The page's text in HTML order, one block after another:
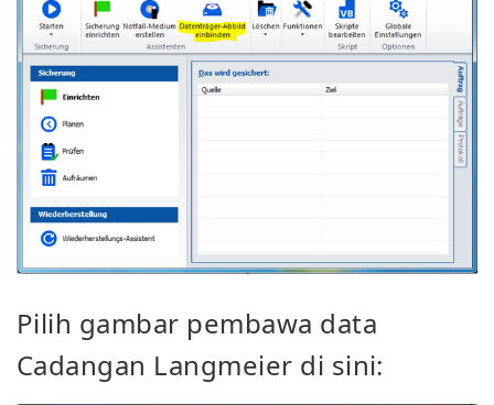
Pilih gambar pembawa data
Cadangan Langmeier di sini: